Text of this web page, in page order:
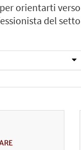
orientarti
del